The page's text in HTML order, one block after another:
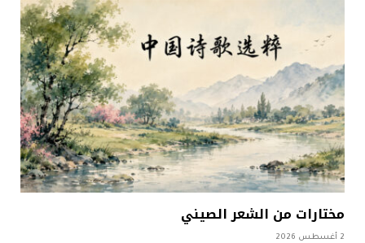
مختارات من الشعر الصيني
2 أغسطس 2026